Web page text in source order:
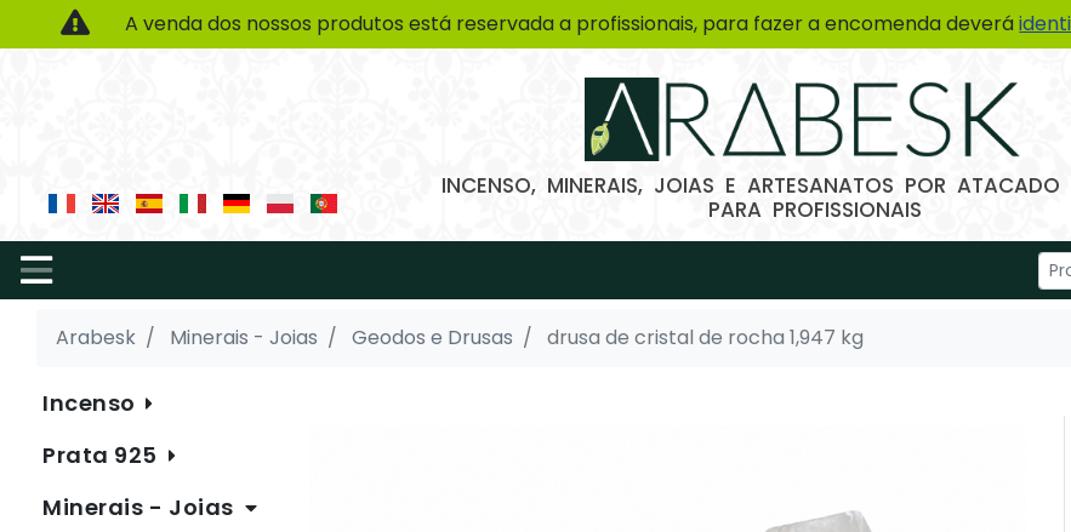
A venda dos nossos produtos está reservada a profissionais, para fazer a encomenda deverá
INCENSO, MINERAIS, JOIAS E ARTESANATOS POR
PARA PROFISSIONAIS
Arabesk Minerais - Joias Geodos e Drusas drusa de cristal de rocha 1,947 kg
Incenso
Prata 925
Minerais - Joias